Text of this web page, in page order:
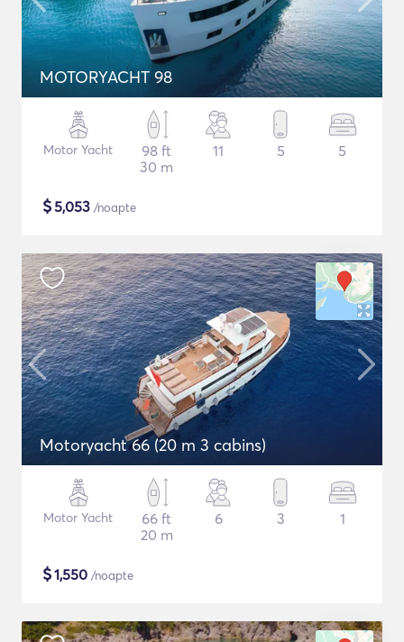
MOTORYACHT 98
Motor Yacht
98 ft
30 m
11 5 5
$5,053 /noapte
Motoryacht 66 (20 m 3 cabins)
Motor Yacht
66 ft
20 m
6 3 1
$1,550 /noapte